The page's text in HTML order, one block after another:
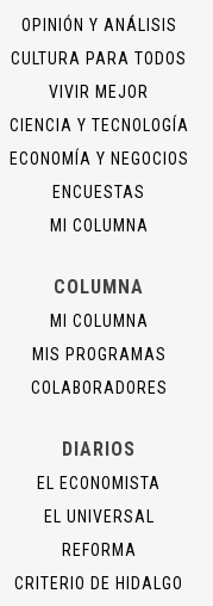
OPINIÓN Y ANÁLISIS
CULTURA PARA TODOS
VIVIR MEJOR
CIENCIA Y TECNOLOGÍA
ECONOMÍA Y NEGOCIOS
ENCUESTAS
MI COLUMNA
COLUMNA
MI COLUMNA
MIS PROGRAMAS
COLABORADORES
DIARIOS
EL ECONOMISTA
EL UNIVERSAL
REFORMA
CRITERIO DE HIDALGO